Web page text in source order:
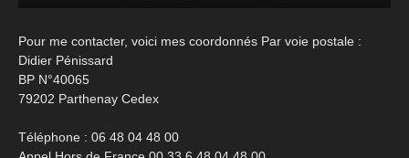
Pour me contacter, voici mes coordonnés Par voie postale :
Didier Pénissard
BP N°40065
79202 Parthenay Cedex
Téléphone : 06 48 04 48 00